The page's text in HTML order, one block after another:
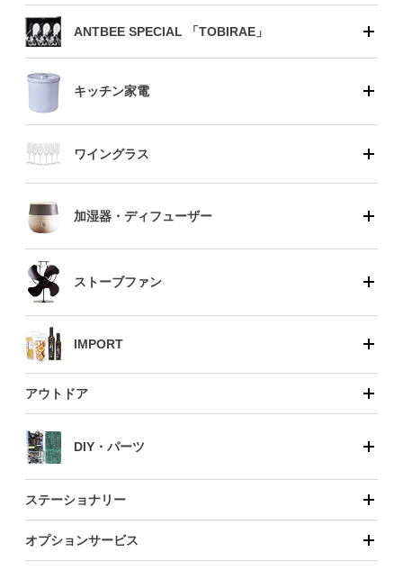
ANTBEE SPECIAL 「TOBIRAE」
キッチン家電
ワイングラス
加湿器・ディフューザー
ストーブファン
IMPORT
アウトドア
DIY・パーツ
ステーショナリー
オプションサービス